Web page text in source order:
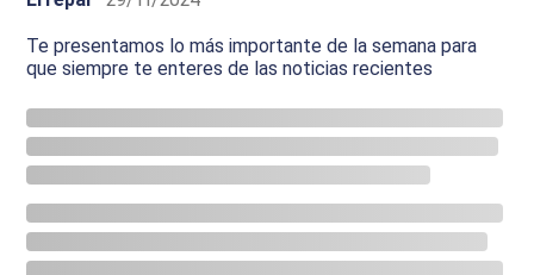
Te presentamos lo más importante de la semana para
que siempre te enteres de las noticias recientes